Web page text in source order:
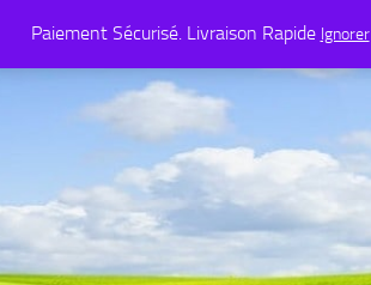
Paiement Sécurisé. Livraison Rapide Ignorer
0 Article 0€